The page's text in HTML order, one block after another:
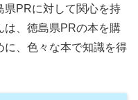
県PRに対して関心を持
は、徳島県PRの本を購
に、色々な本で知識を得